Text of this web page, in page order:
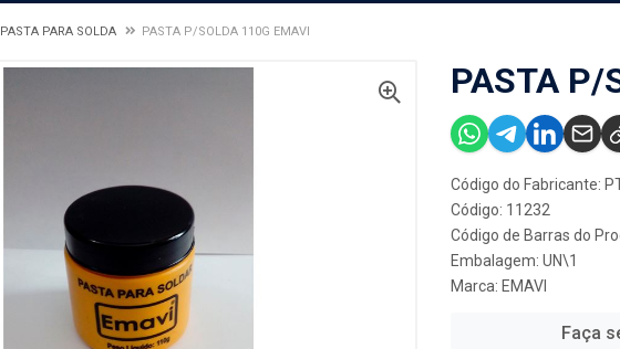
PASTA PARA SOLDA PASTA P/SOLDA 110G EMAVI
PASTA P/
Código do Fabricante:
Código: 11232
Código de Barras do
Embalagem: UN\1
Marca: EMAVI
Faça